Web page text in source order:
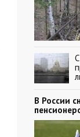
В России